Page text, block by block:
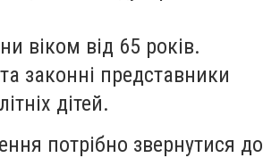
віком від 65 років.
законні представники
дітей.
потрібно звернутися до